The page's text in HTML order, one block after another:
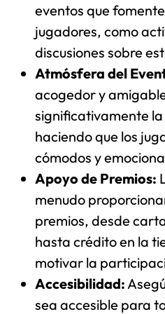
eventos que
jugadores, como
discusiones sobre
Atmósfera del
acogedor y
significativamente
haciendo que los
cómodos y
Apoyo de Premios:
menudo
premios, desde
hasta crédito en la
motivar la
Accesibilidad:
sea accesible para